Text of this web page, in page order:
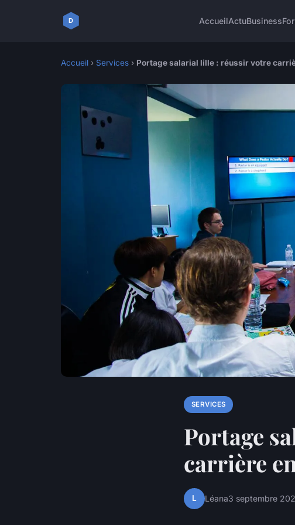
AccueilActuBusiness
Accueil › Services › Portage salarial lille : réussir votre
SERVICES
Portage
carrière
L Léana3 septembre